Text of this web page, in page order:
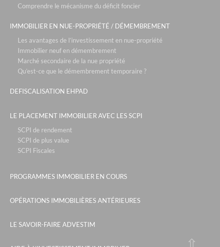
la reserve- annecy
pra sainte marie - vars
patios eugenie - biarritz
les portes de saint clair - lyon
park & suites prestige- paris la défense
le campus de sophia - nice
rue de la republique - marseille
tour de sault - bayonne
the blue factory - lyon
Comprendre le mécanisme du déficit foncier
IMMOBILIER EN NUE-PROPRIÉTÉ / DÉMEMBREMENT
Les avantages de l’investissement en nue-propriété
Immobilier neuf en démembrement
Marché secondaire de la nue propriété
Qu’est-ce que le démembrement temporaire ?
DEFISCALISATION EHPAD
LE PLACEMENT IMMOBILIER AVEC LES SCPI
SCPI de rendement
SCPI de plus value
SCPI Fiscales
PROGRAMMES IMMOBILIER EN COURS
OPÉRATIONS IMMOBILIÈRES ANTÉRIEURES
LE SAVOIR-FAIRE ADVESTIM